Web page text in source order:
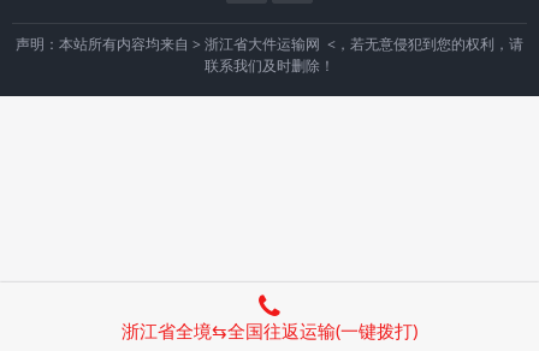
声明：本站所有内容均来自 > 浙江省大件运输网 <，若无意侵犯到您的权利，请
联系我们及时删除！
浙江省全境⇆全国往返运输(一键拨打)